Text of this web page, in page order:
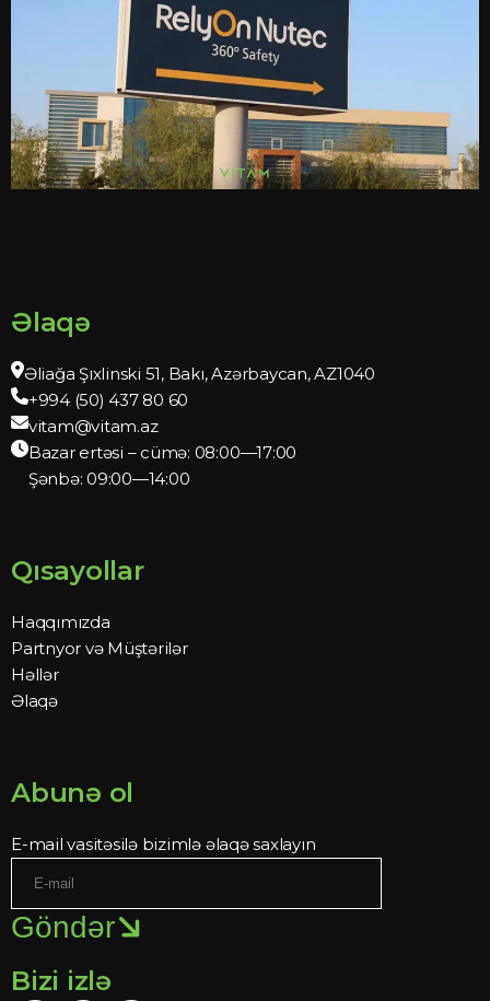
Əlaqə
Əliağa Şıxlinski 51, Bakı, Azərbaycan, AZ1040
+994 (50) 437 80 60
vitam@vitam.az
Bazar ertəsi – cümə: 08:00—17:00
Şənbə: 09:00—14:00
Qısayollar
Haqqımızda
Partnyor və Müştərilər
Həllər
Əlaqə
Abunə ol
E-mail vasitəsilə bizimlə əlaqə saxlayın
Göndər
Bizi izlə